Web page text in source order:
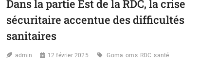
Dans la partie Est de la RDC, la crise
sécuritaire accentue des difficultés
sanitaires
admin 12 février 2025 Goma oms RDC santé